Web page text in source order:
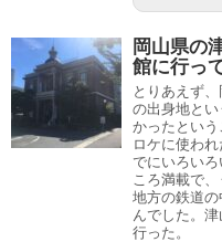
岡山県の
館に行っ
とりあえず
の出身地と
かったとい
ロケに使わ
でにいろい
ころ満載で
地方の鉄道
んでした。
行った。